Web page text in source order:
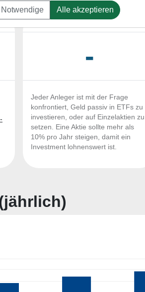
-
Jeder Anleger ist mit der Frage
konfrontiert, Geld passiv in ETFs zu
investieren, oder auf Einzelaktien zu
setzen. Eine Aktie sollte mehr als
10% pro Jahr steigen, damit ein
Investment lohnenswert ist.
Notwendige Alle akzeptieren